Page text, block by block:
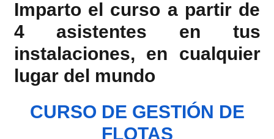
Imparto el curso a partir de
4 asistentes en tus
instalaciones, en cualquier
lugar del mundo
CURSO DE GESTIÓN DE
FLOTAS